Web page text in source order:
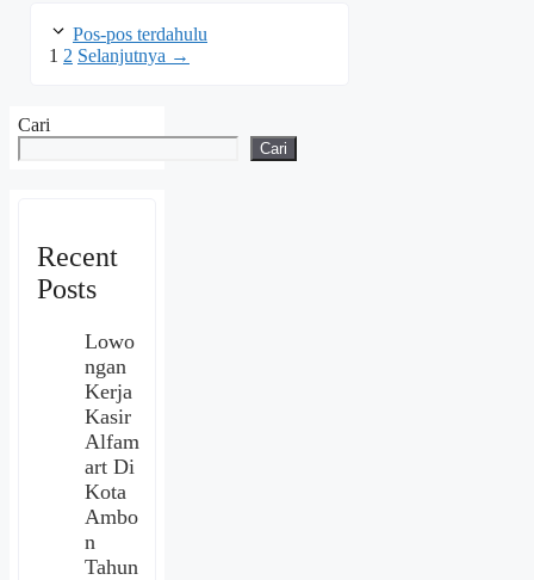
Pos-pos terdahulu
Halaman
1 Halaman
2 Selanjutnya →
Cari
Cari
Recent
Posts
Lowo
ngan
Kerja
Kasir
Alfam
art Di
Kota
Ambo
n
Tahun